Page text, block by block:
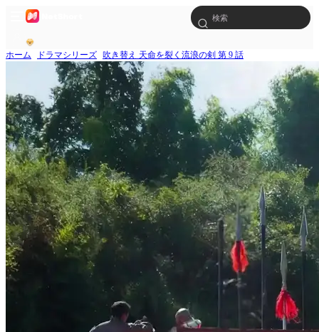
ホーム ドラマシリーズ 吹き替え 天命を裂く流浪の剣 第 9 話